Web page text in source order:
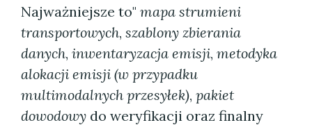
Najważniejsze to" mapa strumieni
transportowych, szablony zbierania
danych, inwentaryzacja emisji, metodyka
alokacji emisji (w przypadku
multimodalnych przesyłek), pakiet
dowodowy do weryfikacji oraz finalny